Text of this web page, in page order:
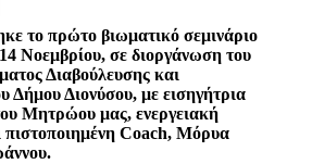
το πρώτο βιωματικό σεμινάριο
Νοεμβρίου, σε διοργάνωση του
Διαβούλευσης και
Δήμου Διονύσου, με εισηγήτρια
Μητρώου μας, ενεργειακή
πιστοποιημένη Coach, Μόρυα